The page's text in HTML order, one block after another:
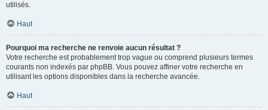
utilisés.
Haut
Pourquoi ma recherche ne renvoie aucun résultat ?
Votre recherche est probablement trop vague ou comprend plusieurs termes
courants non indexés par phpBB. Vous pouvez affiner votre recherche en
utilisant les options disponibles dans la recherche avancée.
Haut